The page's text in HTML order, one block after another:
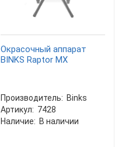
Окрасочный аппарат
BINKS Raptor MX
Производитель: Binks
Артикул: 7428
Наличие: В наличии